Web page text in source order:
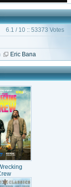
6.1 / 10 :: 53373 Votes
Eric Bana